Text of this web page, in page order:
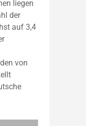
liegen
der
auf 3,4
von